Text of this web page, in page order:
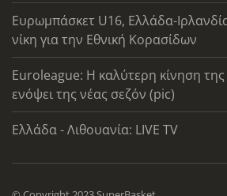
Ευρωμπάσκετ U16, Ελλάδα-
νίκη για την Εθνική Κορασίδων
Euroleague: Η καλύτερη κίνηση
ενόψει της νέας σεζόν (pic)
Ελλάδα - Λιθουανία: LIVE TV